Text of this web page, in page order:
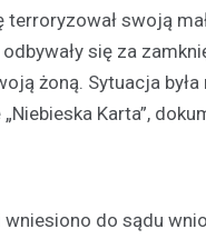
swoją
się za
żoną. Sytuacja była
Karta”,
do sądu